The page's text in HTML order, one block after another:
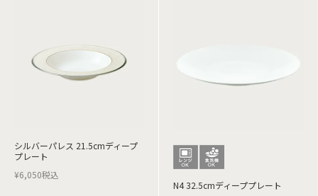
シルバーパレス 21.5cmディープ
プレート
¥6,050税込
N4 32.5cmディーププレート